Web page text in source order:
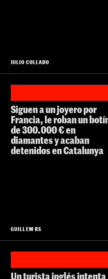
JULIO COLLADO
Siguen a un joyero por
Francia, le roban un
de 300.000 € en
diamantes y acaban
detenidos en Catalunya
GUILLEM RS
Un turista inglés intenta